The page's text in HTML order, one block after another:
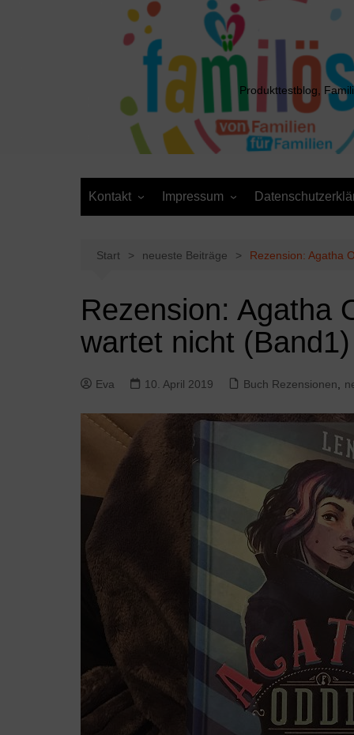
Produkttestblog,
Kontakt Impressum
Start neueste Beiträge Rezension: Agatha
Rezension: Agatha
wartet nicht
Eva 10. April 2019 Buch Rezensionen